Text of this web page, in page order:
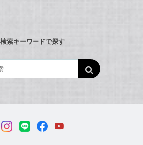
検索キーワードで探す